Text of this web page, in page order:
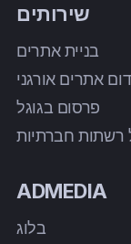
שירותים
בניית אתרים
אתרים אורגני
פרסום בגוגל
רשתות חברתיות
ADMEDIA
בלוג